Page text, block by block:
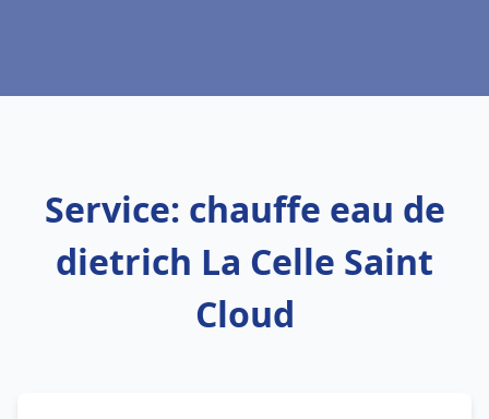
Service: chauffe eau de
dietrich La Celle Saint
Cloud